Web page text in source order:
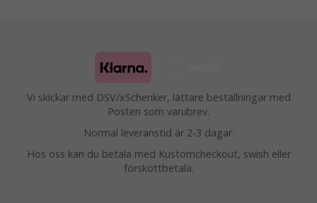
Vi skickar med DSV/xSchenker, lättare beställningar med
Posten som varubrev.
Normal leveranstid är 2-3 dagar.
Hos oss kan du betala med Kustomcheckout, swish eller
förskottbetala.